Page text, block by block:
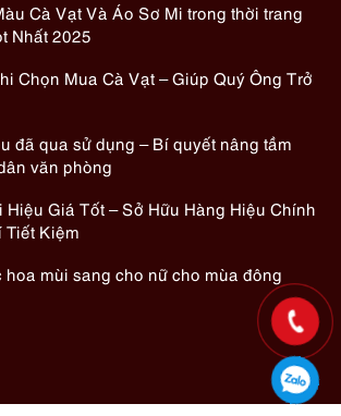
Cà Vạt Và Áo Sơ Mi trong thời trang
Nhất 2025
Chọn Mua Cà Vạt – Giúp Quý Ông Trở
đã qua sử dụng – Bí quyết nâng tầm
văn phòng
Hiệu Giá Tốt – Sở Hữu Hàng Hiệu Chính
Tiết Kiệm
mùi sang cho nữ cho mùa đông